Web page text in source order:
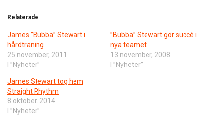
Relaterade
James ”Bubba” Stewart i
hårdträning
25 november, 2011
I ”Nyheter”
”Bubba” Stewart gör succé i
nya teamet
13 november, 2008
I ”Nyheter”
James Stewart tog hem
Straight Rhythm
8 oktober, 2014
I ”Nyheter”